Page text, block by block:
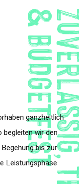
& BUDGETFEST
ganzheitlich
begleiten wir den
bis zur
Leistungsphase